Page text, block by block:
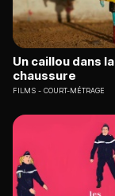
Un caillou dans la
chaussure
FILMS COURT-MÉTRAGE